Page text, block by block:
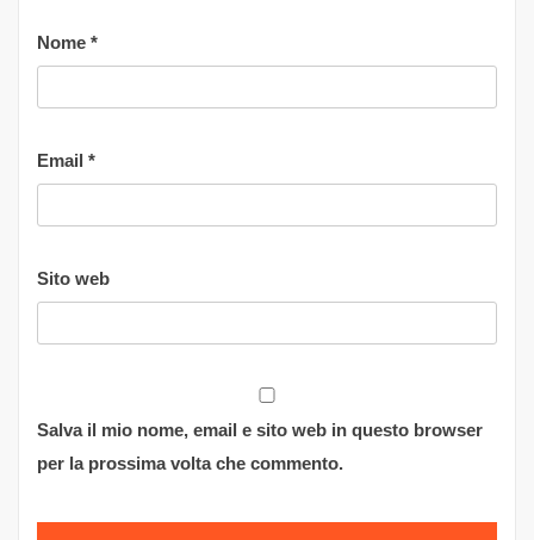
Nome *
Email *
Sito web
Salva il mio nome, email e sito web in questo browser
per la prossima volta che commento.